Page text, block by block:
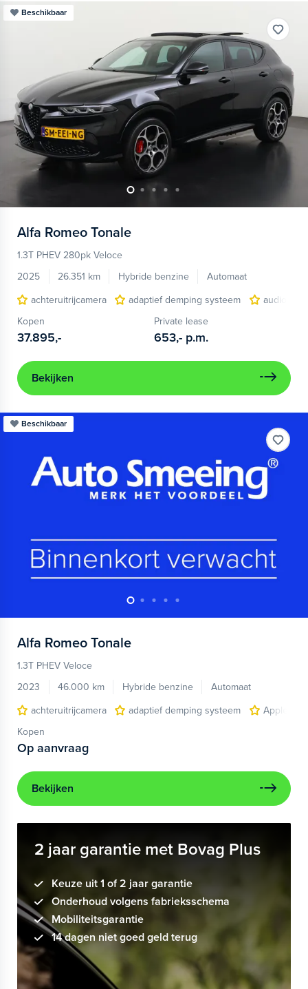
Beschikbaar
Alfa Romeo Tonale
1.3T PHEV 280pk Veloce
2025
26.351 km Hybride benzine
Automaat
achteruitrijcamera
adaptief demping systeem
audio
Kopen
37.895,-
Private lease
653,- p.m.
Bekijken
Beschikbaar
Alfa Romeo Tonale
1.3T PHEV Veloce
2023
46.000 km Hybride benzine
Automaat
achteruitrijcamera
adaptief demping systeem
Apple
Kopen
Op aanvraag
Bekijken
2 jaar garantie met Bovag Plus
Keuze uit 1 of 2 jaar garantie
Onderhoud volgens fabrieksschema
Mobiliteitsgarantie
14 dagen niet goed geld terug